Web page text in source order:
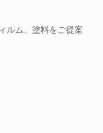
ルム、塗料をご提案